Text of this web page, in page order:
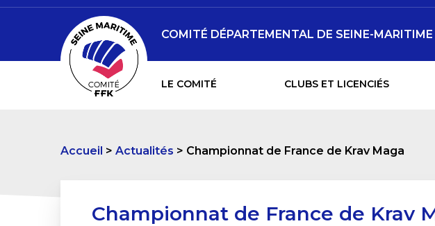
LE COMITÉ CLUBS ET LICENCIÉS
COMITÉ DÉPARTEMENTAL DE SEINE-
Accueil Actualités Championnat de France de Krav Maga
Championnat de France de Krav